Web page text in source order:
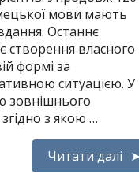
мови мають
Останнє
створення власного
формі за
ситуацією. У
зовнішнього
з якою …
Читати далі